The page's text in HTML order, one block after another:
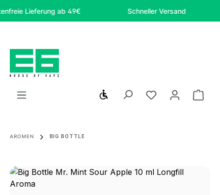
Zum Hauptinhalt springen
Lieferung ab 49€ Schneller Versand
Werkzeugleiste anzeigen
Du hast 0
AROMEN BIG BOTTLE
Bildergalerie überspringen